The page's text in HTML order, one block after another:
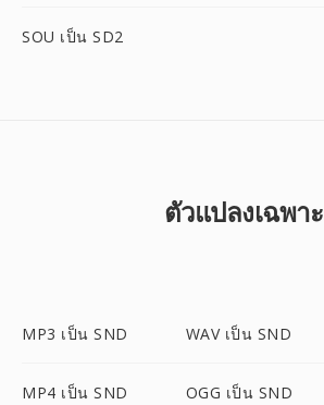
SOU เป็น SD2
ตัวแปลงเฉพาะ
MP3 เป็น SND WAV เป็น SND
MP4 เป็น SND OGG เป็น SND